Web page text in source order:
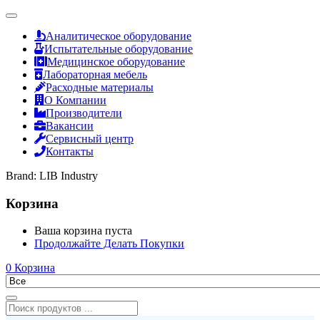
Аналитическое оборудование
Испытательные оборудование
Медицинское оборудование
Лабораторная мебель
Расходные материалы
О Компании
Производители
Вакансии
Сервисный центр
Контакты
Brand: LIB Industry
Корзина
Ваша корзина пуста
Продолжайте Делать Покупки
0 Корзина